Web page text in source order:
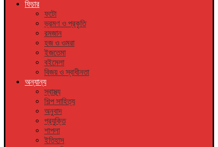
ফিচার
ফটো
ভ্রমণ ও প্রকৃতি
রমজান
হজ ও ওমরা
ইজতেমা
বইমেলা
বিজয় ও স্বাধীনতা
অন্যান্য
স্বাস্থ্য
শিল্প সাহিত্য
অনুবাদ
প্রযুক্তি
শাপলা
ইতিহাস